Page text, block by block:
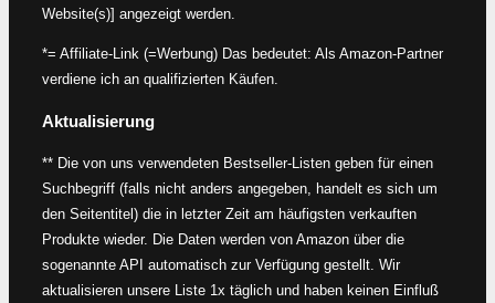
Website(s)] angezeigt werden.
*= Affiliate-Link (=Werbung) Das bedeutet: Als Amazon-Partner
verdiene ich an qualifizierten Käufen.
Aktualisierung
** Die von uns verwendeten Bestseller-Listen geben für einen
Suchbegriff (falls nicht anders angegeben, handelt es sich um
den Seitentitel) die in letzter Zeit am häufigsten verkauften
Produkte wieder. Die Daten werden von Amazon über die
sogenannte API automatisch zur Verfügung gestellt. Wir
aktualisieren unsere Liste 1x täglich und haben keinen Einfluß